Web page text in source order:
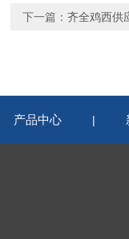
下一篇： 齐全鸡西供
产品中心 |